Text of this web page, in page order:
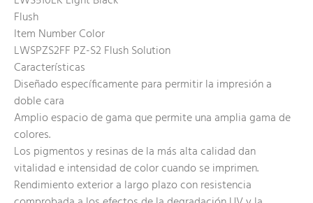
Flush
Item Number Color
LWSPZS2FF PZ-S2 Flush Solution
Características
Diseñado específicamente para permitir la impresión a
doble cara
Amplio espacio de gama que permite una amplia gama de
colores.
Los pigmentos y resinas de la más alta calidad dan
vitalidad e intensidad de color cuando se imprimen.
Rendimiento exterior a largo plazo con resistencia